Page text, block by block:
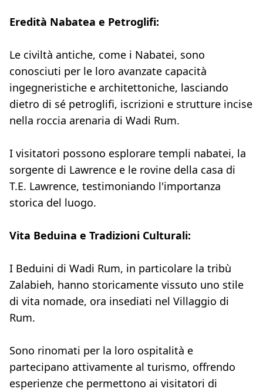
Eredità Nabatea e Petroglifi:
Le civiltà antiche, come i Nabatei, sono
conosciuti per le loro avanzate capacità
ingegneristiche e architettoniche, lasciando
dietro di sé petroglifi, iscrizioni e strutture incise
nella roccia arenaria di Wadi Rum.
I visitatori possono esplorare templi nabatei, la
sorgente di Lawrence e le rovine della casa di
T.E. Lawrence, testimoniando l'importanza
storica del luogo.
Vita Beduina e Tradizioni Culturali:
I Beduini di Wadi Rum, in particolare la tribù
Zalabieh, hanno storicamente vissuto uno stile
di vita nomade, ora insediati nel Villaggio di
Rum.
Sono rinomati per la loro ospitalità e
partecipano attivamente al turismo, offrendo
esperienze che permettono ai visitatori di